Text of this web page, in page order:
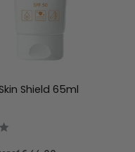
Shield 65ml